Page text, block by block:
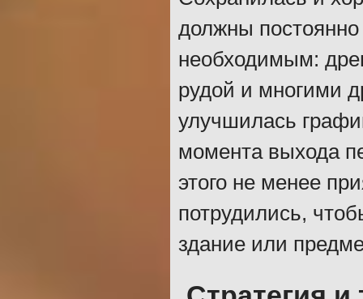
должны
необходимым:
рудой и многими
улучшилась
момента выхода
этого не менее
потрудились,
здание или